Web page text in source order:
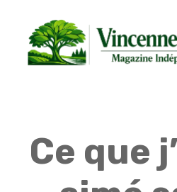
contenu
Ce que